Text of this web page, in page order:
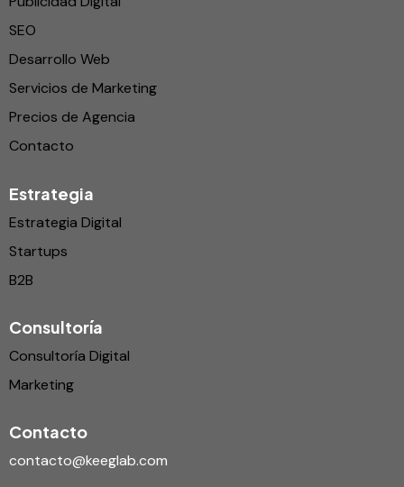
SEO
Desarrollo Web
Servicios de Marketing
Precios de Agencia
Contacto
Estrategia
Estrategia Digital
Startups
B2B
Consultoría
Consultoría Digital
Marketing
Contacto
contacto@keeglab.com